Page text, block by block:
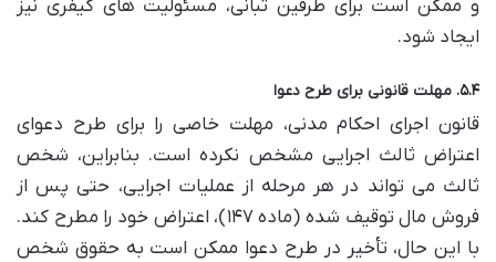
و ممکن است برای طرفین تبانی، مسئولیت های کیفری نیز
ایجاد شود.
۵.۴. مهلت قانونی برای طرح دعوا
قانون اجرای احکام مدنی، مهلت خاصی را برای طرح دعوای
اعتراض ثالث اجرایی مشخص نکرده است. بنابراین، شخص
ثالث می تواند در هر مرحله از عملیات اجرایی، حتی پس از
فروش مال توقیف شده (ماده ۱۴۷)، اعتراض خود را مطرح کند.
با این حال، تأخیر در طرح دعوا ممکن است به حقوق شخص